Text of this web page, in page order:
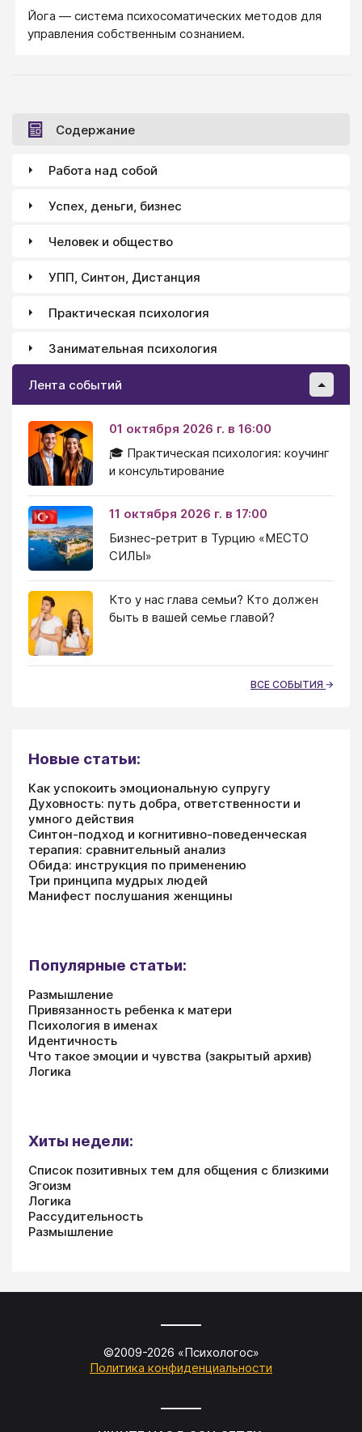
Йога — система психосоматических методов для
управления собственным сознанием.
Содержание
Работа над собой
Успех, деньги, бизнес
Человек и общество
УПП, Синтон, Дистанция
Практическая психология
Занимательная психология
Лента событий
01 октября 2026 г. в 16:00
🎓 Практическая психология: коучинг
и консультирование
11 октября 2026 г. в 17:00
Бизнес-ретрит в Турцию «МЕСТО
СИЛЫ»
Кто у нас глава семьи? Кто должен
быть в вашей семье главой?
ВСЕ СОБЫТИЯ
Новые статьи:
Как успокоить эмоциональную супругу
Духовность: путь добра, ответственности и
умного действия
Синтон-подход и когнитивно-поведенческая
терапия: сравнительный анализ
Обида: инструкция по применению
Три принципа мудрых людей
Манифест послушания женщины
Популярные статьи:
Размышление
Привязанность ребенка к матери
Психология в именах
Идентичность
Что такое эмоции и чувства (закрытый архив)
Логика
Хиты недели:
Список позитивных тем для общения с близкими
Эгоизм
Логика
Рассудительность
Размышление
©2009-2026 «Психологос»
Политика конфиденциальности